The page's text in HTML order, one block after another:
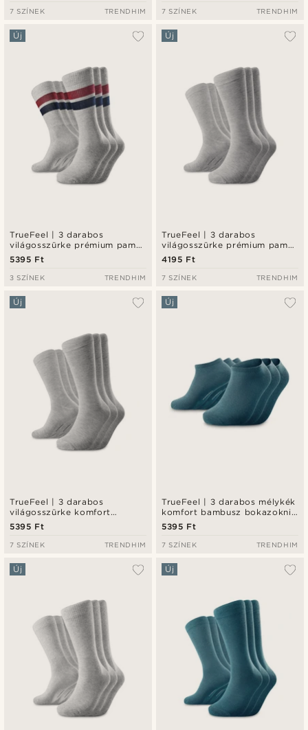
7 SZÍNEK TRENDHIM 7 SZÍNEK TRENDHIM
TrueFeel | 3 darabos
világosszürke prémium pamut
tenisz zokni piros és kék
csíkos részlettel
Új
5395 Ft
3 SZÍNEK TRENDHIM
TrueFeel | 3 darabos
világosszürke prémium pamut
zokni szett
Új
4195 Ft
7 SZÍNEK TRENDHIM
TrueFeel | 3 darabos
világosszürke komfort
bambusz zokni szett
Új
5395 Ft
7 SZÍNEK TRENDHIM
TrueFeel | 3 darabos mélykék
komfort bambusz bokazokni
szett
Új
5395 Ft
7 SZÍNEK TRENDHIM
Új Új